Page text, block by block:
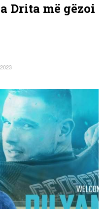
Drita më gëzoi